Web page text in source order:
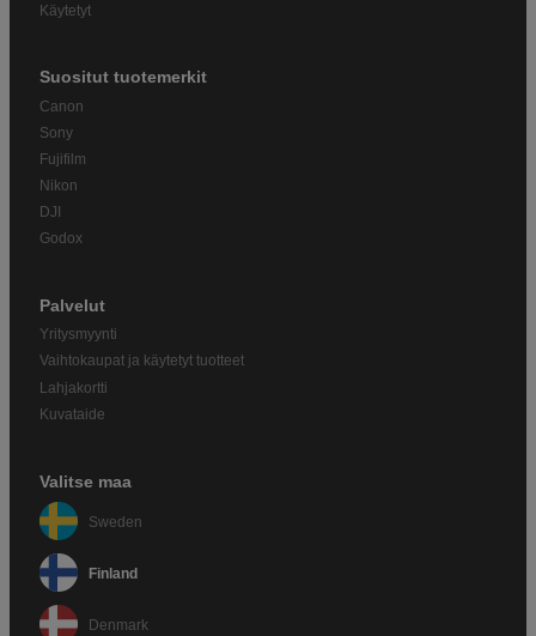
Käytetyt
Suositut tuotemerkit
Canon
Sony
Fujifilm
Nikon
DJI
Godox
Palvelut
Yritysmyynti
Vaihtokaupat ja käytetyt tuotteet
Lahjakortti
Kuvataide
Valitse maa
Sweden
Finland
Denmark